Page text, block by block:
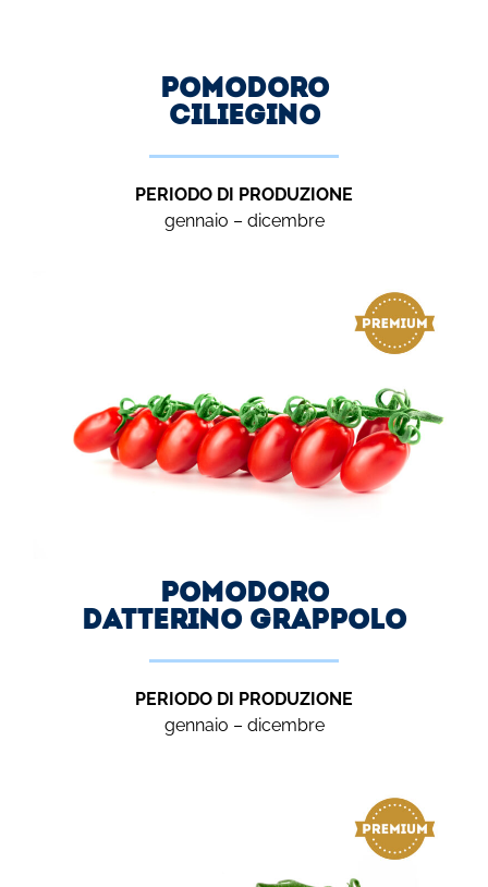
Pomodoro
Ciliegino
PERIODO DI PRODUZIONE
gennaio – dicembre
Pomodoro
DATTERINO grappolo
PERIODO DI PRODUZIONE
gennaio – dicembre